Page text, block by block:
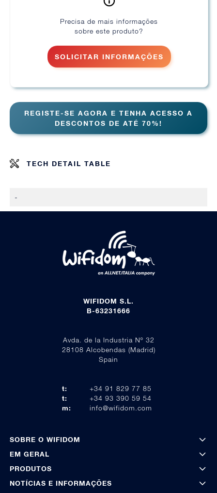
Precisa de mais informações
sobre este produto?
SOLICITAR INFORMAÇÕES
REGISTE-SE AGORA E TENHA ACESSO A
DESCONTOS DE ATÉ 70%!
TECH DETAIL TABLE
-
WIFIDOM S.L.
B-63231666
Avda. de la Industria Nº 32
28108 Alcobendas (Madrid)
Spain
t:
+34 91 829 77 85
t:
+34 93 390 59 54
m:
info@wifidom.com
SOBRE O WIFIDOM
EM GERAL
PRODUTOS
NOTÍCIAS E INFORMAÇÕES